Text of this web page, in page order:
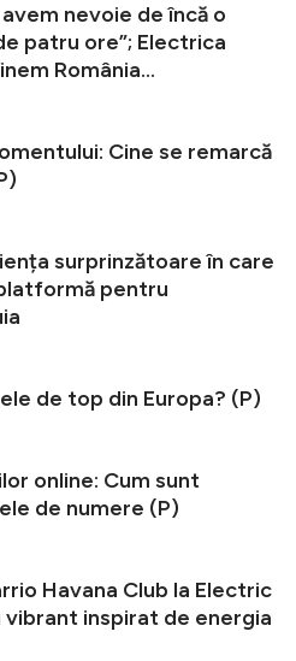
nevoie de încă o
patru ore”; Electrica
România...
Cine se remarcă
surprinzătoare în care
pentru
de top din Europa? (P)
online: Cum sunt
de numere (P)
Havana Club la Electric
vibrant inspirat de energia